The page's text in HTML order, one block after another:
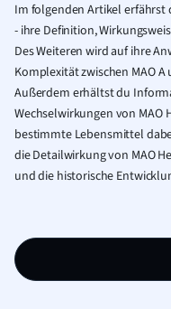
Im folgenden Artikel erfährst
- ihre Definition,
Des Weiteren wird auf ihre
Komplexität zwischen MAO
Außerdem erhältst du
Wechselwirkungen von MAO
bestimmte Lebensmittel
die Detailwirkung von MAO
und die historische